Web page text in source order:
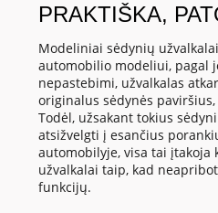
PRAKTIŠKA,
Modeliniai sėdynių
automobilio modeliui, pagal
nepastebimi, užvalkalas
originalus sėdynės
Todėl, užsakant tokius
atsižvelgti į esančius
automobilyje, visa tai įtakoja
užvalkalai taip, kad
funkcijų.